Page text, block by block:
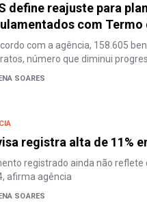
define reajuste para
com Termo
com a agência, 158.605
número que diminui
SOARES
registra alta de 11%
registrado ainda não reflete
afirma agência
SOARES